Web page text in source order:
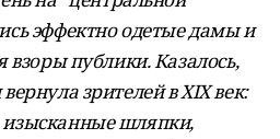
эффектно одетые дамы и
взоры публики. Казалось,
зрителей в XIX век:
шляпки,